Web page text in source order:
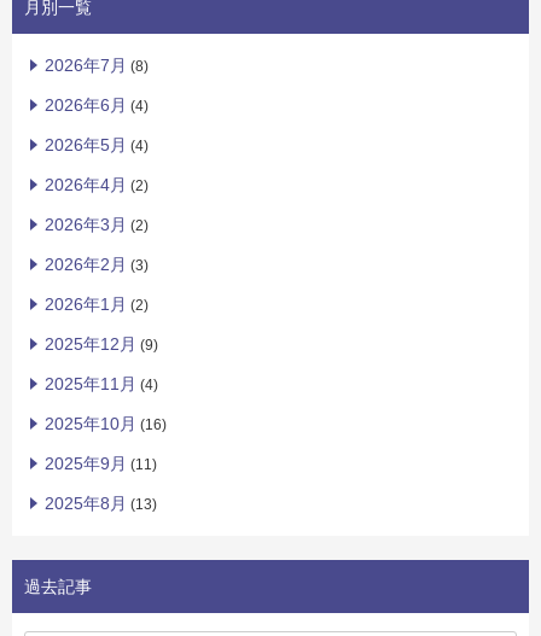
月別一覧
2026年7月 (8)
2026年6月 (4)
2026年5月 (4)
2026年4月 (2)
2026年3月 (2)
2026年2月 (3)
2026年1月 (2)
2025年12月 (9)
2025年11月 (4)
2025年10月 (16)
2025年9月 (11)
2025年8月 (13)
過去記事